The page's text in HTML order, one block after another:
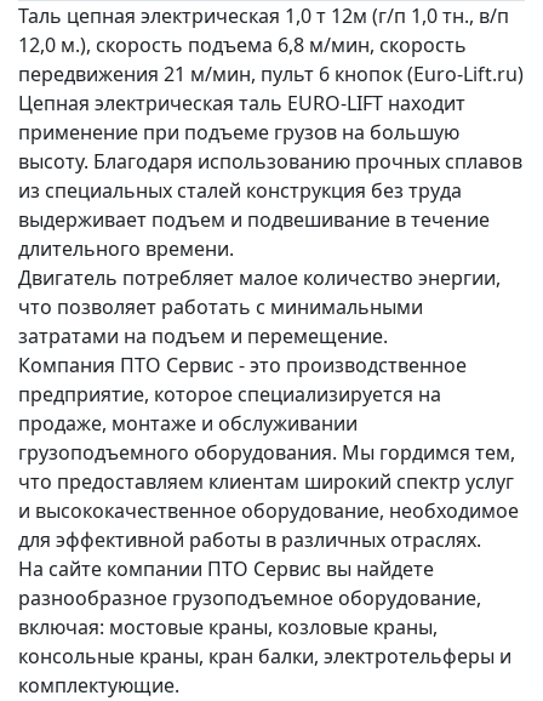
Таль цепная электрическая 1,0 т 12м (г/п 1,0 тн., в/п
12,0 м.), скорость подъема 6,8 м/мин, скорость
передвижения 21 м/мин, пульт 6 кнопок (Euro-Lift.ru)
Цепная электрическая таль EURO-LIFT находит
применение при подъеме грузов на большую
высоту. Благодаря использованию прочных сплавов
из специальных сталей конструкция без труда
выдерживает подъем и подвешивание в течение
длительного времени.
Двигатель потребляет малое количество энергии,
что позволяет работать с минимальными
затратами на подъем и перемещение.
Компания ПТО Сервис - это производственное
предприятие, которое специализируется на
продаже, монтаже и обслуживании
грузоподъемного оборудования. Мы гордимся тем,
что предоставляем клиентам широкий спектр услуг
и высококачественное оборудование, необходимое
для эффективной работы в различных отраслях.
На сайте компании ПТО Сервис вы найдете
разнообразное грузоподъемное оборудование,
включая: мостовые краны, козловые краны,
консольные краны, кран балки, электротельферы и
комплектующие.